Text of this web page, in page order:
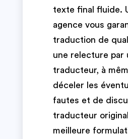
texte final fluide.
agence vous
traduction de
une relecture par
traducteur, à
déceler les
fautes et de
traducteur original
meilleure